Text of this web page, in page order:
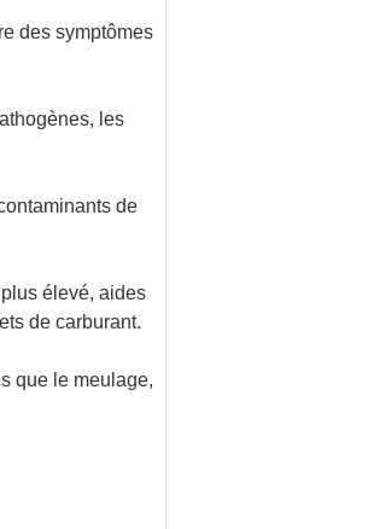
des symptômes
les
de
élevé, aides
de carburant.
que le meulage,